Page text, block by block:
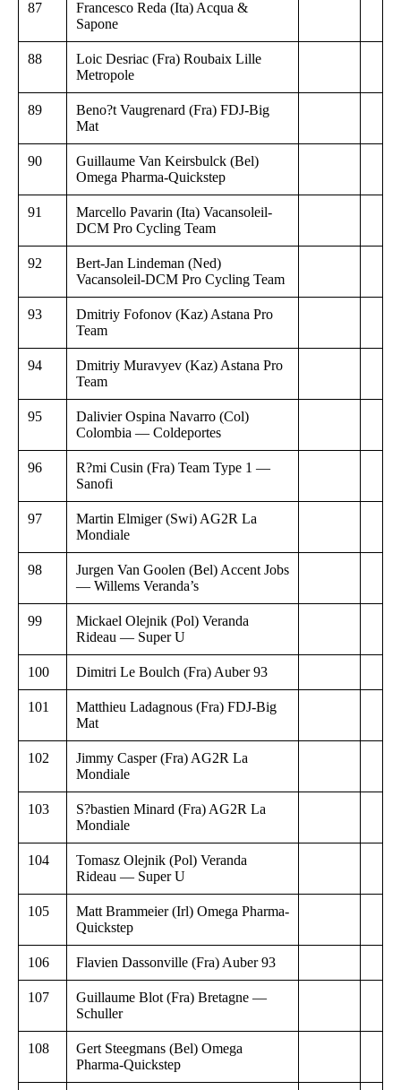
87
Francesco Reda (Ita) Acqua &
Sapone
88
Loic Desriac (Fra) Roubaix Lille
Metropole
89
Beno?t Vaugrenard (Fra) FDJ-Big
Mat
90
Guillaume Van Keirsbulck (Bel)
Omega Pharma-Quickstep
91
Marcello Pavarin (Ita) Vacansoleil-
DCM Pro Cycling Team
92
Bert-Jan Lindeman (Ned)
Vacansoleil-DCM Pro Cycling Team
93
Dmitriy Fofonov (Kaz) Astana Pro
Team
94
Dmitriy Muravyev (Kaz) Astana Pro
Team
95
Dalivier Ospina Navarro (Col)
Colombia — Coldeportes
96
R?mi Cusin (Fra) Team Type 1 —
Sanofi
97
Martin Elmiger (Swi) AG2R La
Mondiale
98
Jurgen Van Goolen (Bel) Accent Jobs
— Willems Veranda’s
99
Mickael Olejnik (Pol) Veranda
Rideau — Super U
100 Dimitri Le Boulch (Fra) Auber 93
101
Matthieu Ladagnous (Fra) FDJ-Big
Mat
102
Jimmy Casper (Fra) AG2R La
Mondiale
103
S?bastien Minard (Fra) AG2R La
Mondiale
104
Tomasz Olejnik (Pol) Veranda
Rideau — Super U
105
Matt Brammeier (Irl) Omega Pharma-
Quickstep
106 Flavien Dassonville (Fra) Auber 93
107
Guillaume Blot (Fra) Bretagne —
Schuller
108
Gert Steegmans (Bel) Omega
Pharma-Quickstep